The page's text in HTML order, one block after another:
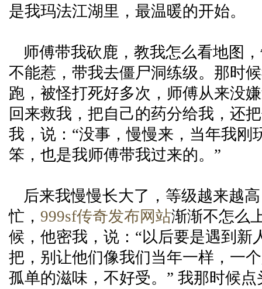
是我玛法江湖里，最温暖的开始。
师傅带我砍鹿，教我怎么看地图
不能惹，带我去僵尸洞练级。那时
跑，被怪打死好多次，师傅从来没
回来救我，把自己的药分给我，还
我，说：“没事，慢慢来，当年我刚
笨，也是我师傅带我过来的。”
后来我慢慢长大了，等级越来越
忙， 999sf传奇发布网站渐渐不怎么
候，他密我，说：“以后要是遇到新
把，别让他们像我们当年一样，一
孤单的滋味，不好受。” 我那时候